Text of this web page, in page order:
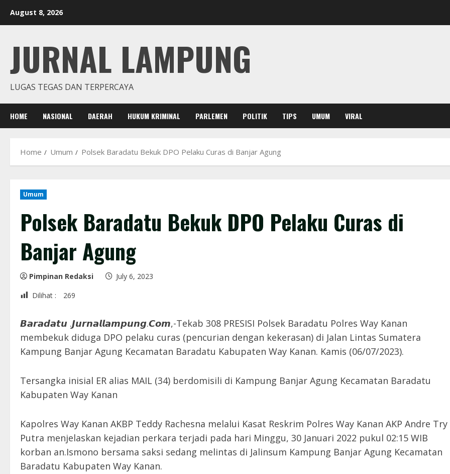
August 8, 2026
JURNAL LAMPUNG
LUGAS TEGAS DAN TERPERCAYA
HOME NASIONAL DAERAH HUKUM KRIMINAL PARLEMEN POLITIK TIPS UMUM VIRAL
Home Umum Polsek Baradatu Bekuk DPO Pelaku Curas di Banjar Agung
Umum
Polsek Baradatu Bekuk DPO Pelaku Curas di
Banjar Agung
Pimpinan Redaksi
July 6, 2023
Dilihat :
269
𝘽𝙖𝙧𝙖𝙙𝙖𝙩𝙪 .𝙅𝙪𝙧𝙣𝙖𝙡𝙡𝙖𝙢𝙥𝙪𝙣𝙜.𝘾𝙤𝙢,-Tekab 308 PRESISI Polsek Baradatu Polres Way Kanan
membekuk diduga DPO pelaku curas (pencurian dengan kekerasan) di Jalan Lintas Sumatera
Kampung Banjar Agung Kecamatan Baradatu Kabupaten Way Kanan. Kamis (06/07/2023).
Tersangka inisial ER alias MAIL (34) berdomisili di Kampung Banjar Agung Kecamatan Baradatu
Kabupaten Way Kanan
Kapolres Way Kanan AKBP Teddy Rachesna melalui Kasat Reskrim Polres Way Kanan AKP Andre Try
Putra menjelaskan kejadian perkara terjadi pada hari Minggu, 30 Januari 2022 pukul 02:15 WIB
korban an.Ismono bersama saksi sedang melintas di Jalinsum Kampung Banjar Agung Kecamatan
Baradatu Kabupaten Way Kanan.